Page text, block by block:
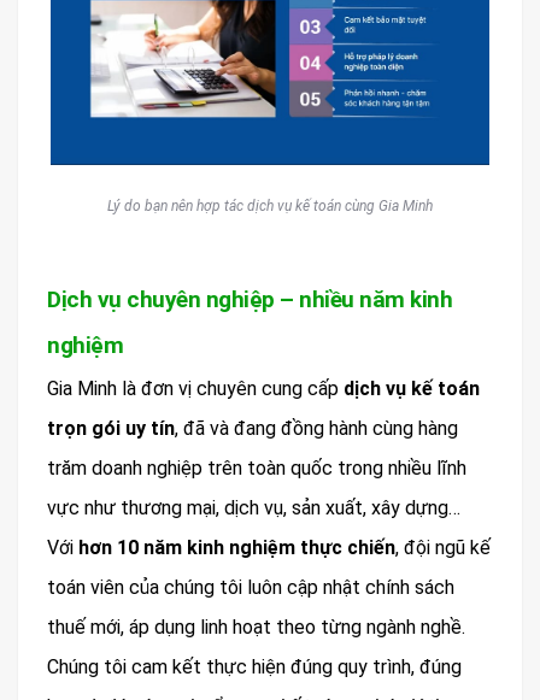
Lý do bạn nên hợp tác dịch vụ kế toán cùng Gia Minh
Dịch vụ chuyên nghiệp – nhiều năm kinh
nghiệm
Gia Minh là đơn vị chuyên cung cấp dịch vụ kế toán
trọn gói uy tín, đã và đang đồng hành cùng hàng
trăm doanh nghiệp trên toàn quốc trong nhiều lĩnh
vực như thương mại, dịch vụ, sản xuất, xây dựng…
Với hơn 10 năm kinh nghiệm thực chiến, đội ngũ kế
toán viên của chúng tôi luôn cập nhật chính sách
thuế mới, áp dụng linh hoạt theo từng ngành nghề.
Chúng tôi cam kết thực hiện đúng quy trình, đúng